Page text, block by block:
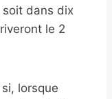
soit dans dix
le 2
lorsque